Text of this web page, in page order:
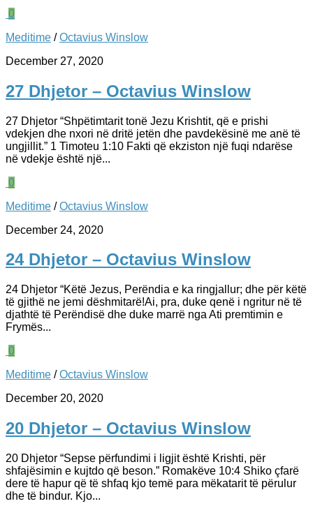
0
Meditime /Octavius Winslow
December 27, 2020
27 Dhjetor – Octavius Winslow
27 Dhjetor “Shpëtimtarit tonë Jezu Krishtit, që e prishi
vdekjen dhe nxori në dritë jetën dhe pavdekësinë me anë të
ungjillit.” 1 Timoteu 1:10 Fakti që ekziston një fuqi ndarëse
në vdekje është një...
0
Meditime /Octavius Winslow
December 24, 2020
24 Dhjetor – Octavius Winslow
24 Dhjetor “Këtë Jezus, Perëndia e ka ringjallur; dhe për këtë
të gjithë ne jemi dëshmitarë!Ai, pra, duke qenë i ngritur në të
djathtë të Perëndisë dhe duke marrë nga Ati premtimin e
Frymës...
0
Meditime /Octavius Winslow
December 20, 2020
20 Dhjetor – Octavius Winslow
20 Dhjetor “Sepse përfundimi i ligjit është Krishti, për
shfajësimin e kujtdo që beson.” Romakëve 10:4 Shiko çfarë
dere të hapur që të shfaq kjo temë para mëkatarit të përulur
dhe të bindur. Kjo...